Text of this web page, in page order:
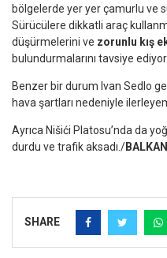
bölgelerde yer yer çamurlu ve
Sürücülere dikkatli araç
düşürmelerini ve zorunlu kış
bulundurmalarını tavsiye
Benzer bir durum Ivan Sedlo
hava şartları nedeniyle
Ayrıca Nišići Platosu’nda da
durdu ve trafik aksadı./
SHARE